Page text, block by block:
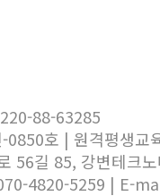
88-63285
호 | 원격평생교
56길 85, 강변테크
4820-5259 | E-